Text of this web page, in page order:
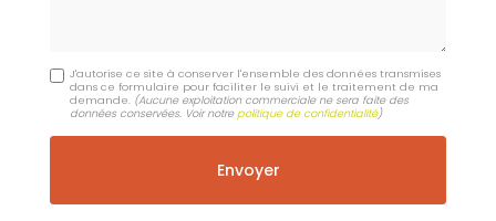
J'autorise ce site à conserver l'ensemble des données transmises
dans ce formulaire pour faciliter le suivi et le traitement de ma
demande. (Aucune exploitation commerciale ne sera faite des
données conservées. Voir notrepolitique de confidentialité)